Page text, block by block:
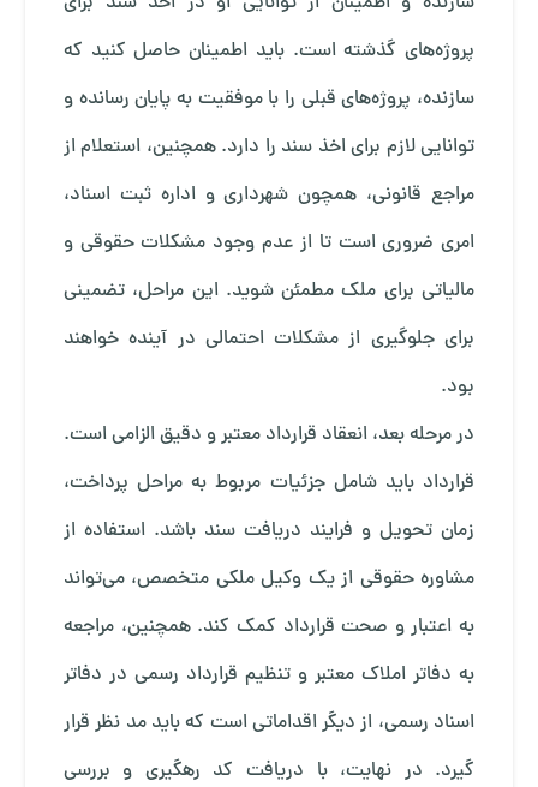
پروژه‌های گذشته است. باید اطمینان حاصل کنید که
سازنده، پروژه‌های قبلی را با موفقیت به پایان رسانده و
توانایی لازم برای اخذ سند را دارد. همچنین، استعلام از
مراجع قانونی، همچون شهرداری و اداره ثبت اسناد،
امری ضروری است تا از عدم وجود مشکلات حقوقی و
مالیاتی برای ملک مطمئن شوید. این مراحل، تضمینی
برای جلوگیری از مشکلات احتمالی در آینده خواهند
بود.
در مرحله بعد، انعقاد قرارداد معتبر و دقیق الزامی است.
قرارداد باید شامل جزئیات مربوط به مراحل پرداخت،
زمان تحویل و فرایند دریافت سند باشد. استفاده از
مشاوره حقوقی از یک وکیل ملکی متخصص، می‌تواند
به اعتبار و صحت قرارداد کمک کند. همچنین، مراجعه
به دفاتر املاک معتبر و تنظیم قرارداد رسمی در دفاتر
اسناد رسمی، از دیگر اقداماتی است که باید مد نظر قرار
گیرد. در نهایت، با دریافت کد رهگیری و بررسی